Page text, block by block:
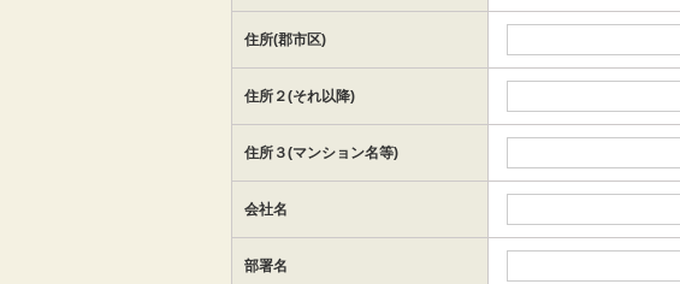
住所(郡市区)
住所２(それ以降)
住所３(マンション名等)
会社名
部署名